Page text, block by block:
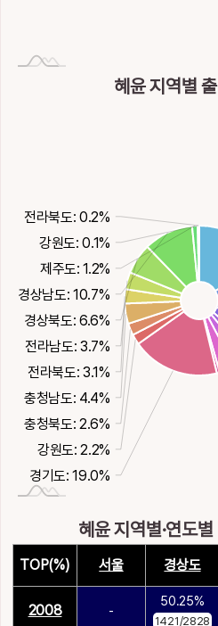
혜윤 지역별
경기도: 19.0%
강원도: 2.2%
충청북도: 2.6%
충청남도: 4.4%
전라북도: 3.1%
전라남도: 3.7%
경상북도: 6.6%
경상남도: 10.7%
제주도: 1.2%
강원도: 0.1%
전라북도: 0.2%
혜윤 지역별·연도
TOP(%) 서울 경상도
2008 -
50.25%
1421/2828